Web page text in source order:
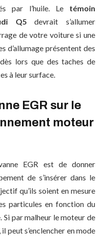
par l’huile. Le témoin
Q5 devrait s’allumer
de votre voiture si une
d’allumage présentent des
lors que des taches de
à leur surface.
EGR sur le
moteur
EGR est de donner
de s’insérer dans le
qu’ils soient en mesure
particules en fonction du
par malheur le moteur de
peut s’enclencher en mode